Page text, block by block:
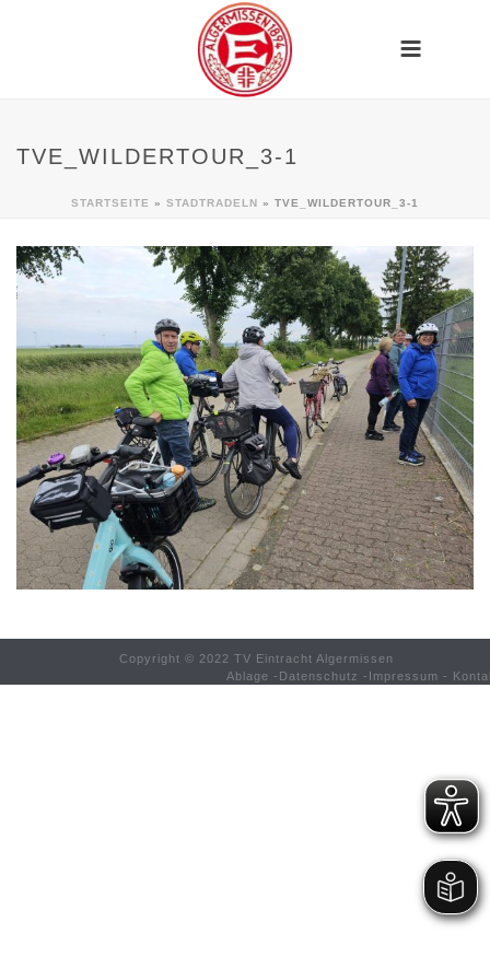
TVE_WILDERTOUR_3-1
STARTSEITE » STADTRADELN » TVE_WILDERTOUR_3-1
Copyright © 2022 TV Eintracht Algermissen
Ablage - Datenschutz - Impressum -